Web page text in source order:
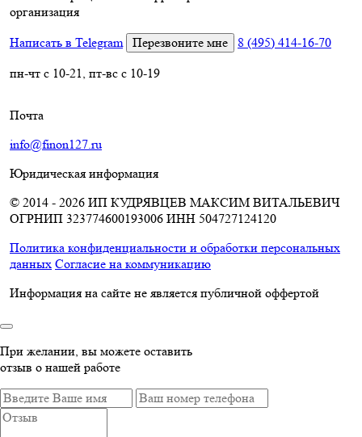
организация
Написать в Telegram
Перезвоните мне
8 (495) 414-16-70
пн-чт с 10-21, пт-вс с 10-19
Почта
info@finon127.ru
Юридическая информация
© 2014 - 2026 ИП КУДРЯВЦЕВ МАКСИМ ВИТАЛЬЕВИЧ
ОГРНИП 323774600193006 ИНН 504727124120
Политика конфиденциальности и обработки персональных
данных Согласие на коммуникацию
Информация на сайте не является публичной оффертой
При желании, вы можете оставить
отзыв о нашей работе